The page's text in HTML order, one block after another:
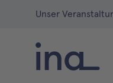
Unser